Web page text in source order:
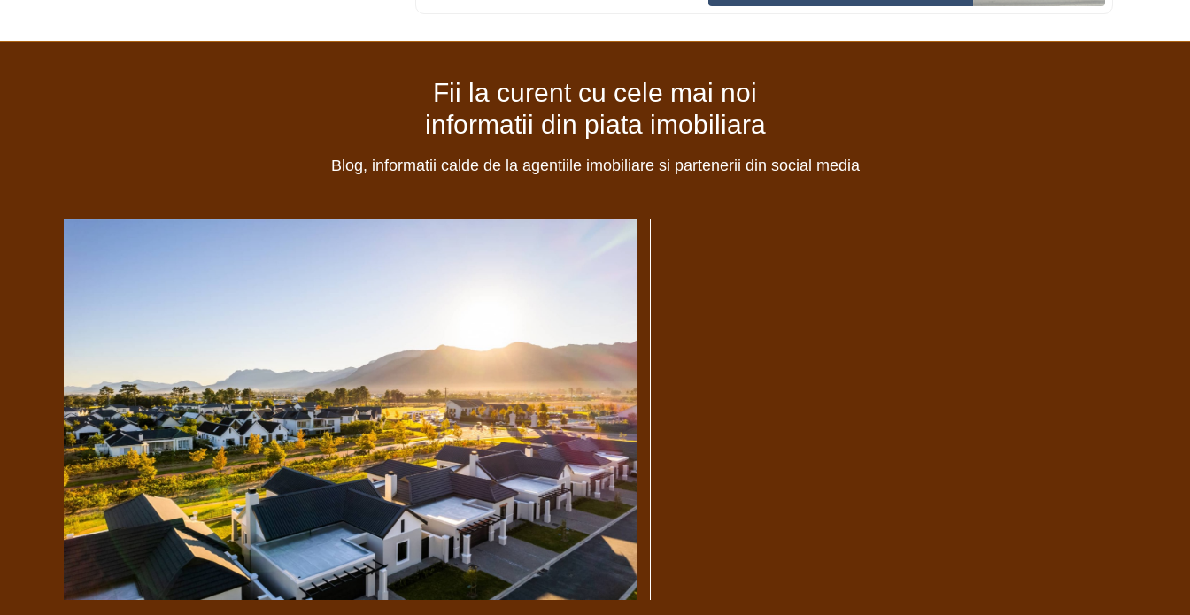
Fii la curent cu cele mai noi
informatii din piata imobiliara
Blog, informatii calde de la agentiile imobiliare si partenerii din social media